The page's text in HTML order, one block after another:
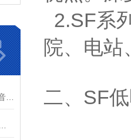
2.SF系
院、电
二、SF